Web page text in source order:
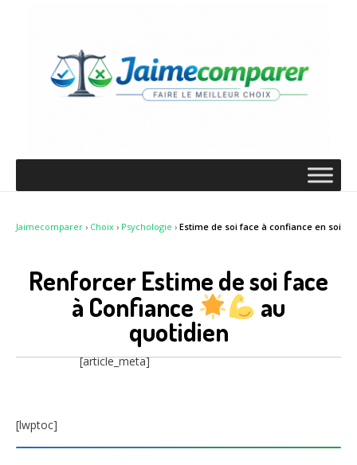
Jaimecomparer › Choix › Psychologie › Estime de soi face à confiance en soi
Renforcer Estime de soi face
à Confiance
au
quotidien
[article_meta]
[lwptoc]